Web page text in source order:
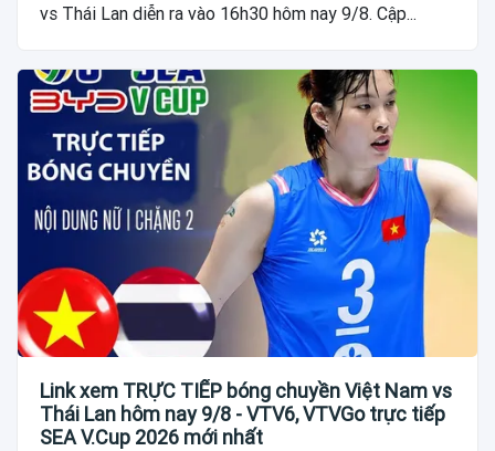
vs Thái Lan diễn ra vào 16h30 hôm nay 9/8. Cập...
Link xem TRỰC TIẾP bóng chuyền Việt Nam vs
Thái Lan hôm nay 9/8 - VTV6, VTVGo trực tiếp
SEA V.Cup 2026 mới nhất